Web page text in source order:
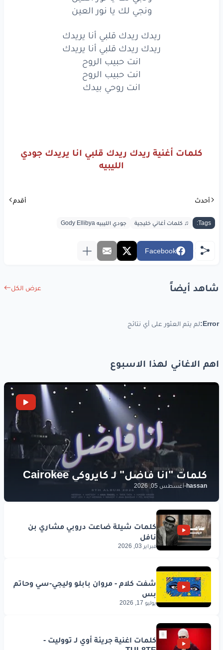
ريدكقلبيأنايريدك
ريدكريدكقلبيأنايريدك
انتحبيبالروح
انتحبيبالروح
روحي
ونجي لك يا نور العين
ريدك ريدك قلبي أنا يريدك
ريدك ريدك قلبي أنا يريدك
انت حبيب الروح
انت حبيب الروح
انت روحي بيدك
كلمات أغنية ريدك ريدك قلبي انا يريدك جودي
الليبيه
أحدث أقدم
Tags: ♫ كلمات أغاني خليجية جودي الليبيه Gody Ellibya
Facebook
شاهد أيضاً عرض الكل
Error: لم يتم العثور على أي نتائج
اهم الاغاني لهذا الاسبوع
hassan
-أغسطس 05, 2026
فبراير 03, 2026
يوليو 17, 2026